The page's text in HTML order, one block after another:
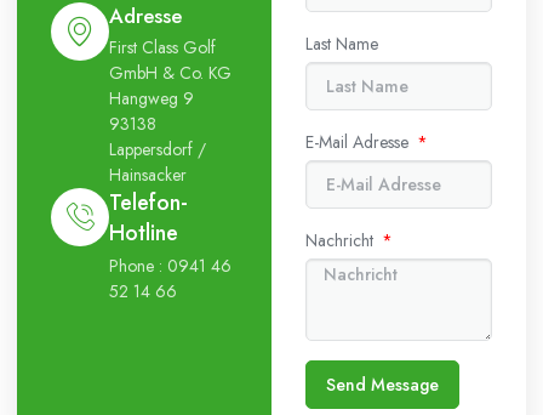
Adresse
First Class Golf
GmbH & Co. KG
Hangweg 9
93138
Lappersdorf /
Hainsacker
Telefon-
Hotline
Phone : 0941 46
52 14 66
Last Name
E-Mail Adresse
Nachricht
Send Message